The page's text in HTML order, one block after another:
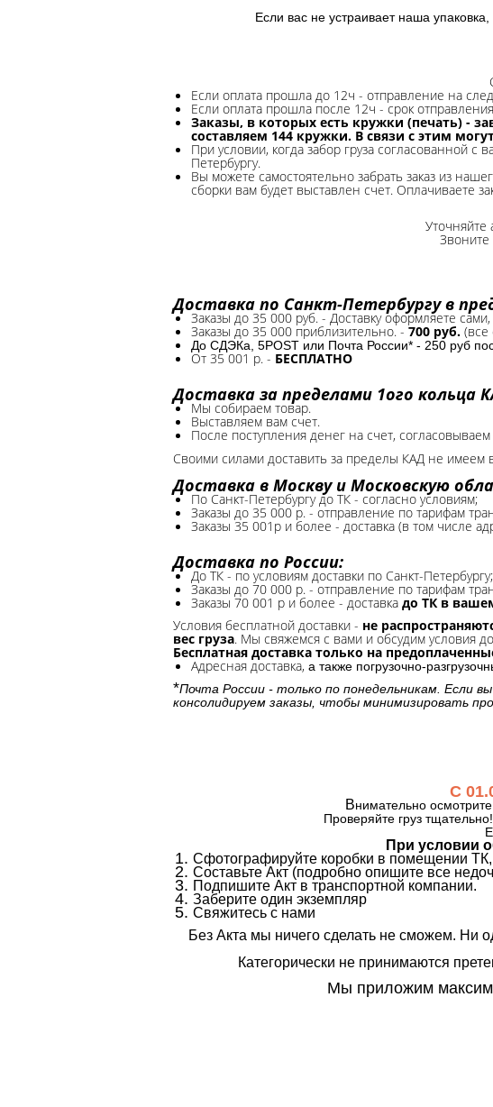
Если вас не устраивает наша
Если оплата прошла до 12ч - отправление на
Если оплата прошла после 12ч - срок
Заказы, в которых есть кружки (печать) -
составляем 144 кружки. В связи с этим
При условии, когда забор груза согласованной с
Петербургу.
Вы можете самостоятельно забрать заказ из
сборки вам будет выставлен счет. Оплачиваете
Уточняйте
Доставка по Санкт-Петербургу в
Заказы до 35 000 руб. - Доставку оформляете
Заказы до 35 000 приблизительно. - 700 руб. (все
До СДЭКа, 5POST или Почта России* - 250 руб
От 35 001 р. - БЕСПЛАТНО
Доставка за пределами 1ого кольца
Мы собираем товар.
Выставляем вам счет.
После поступления денег на счет, согласовываем
Своими силами доставить за пределы КАД не имеем
Доставка в Москву и Московскую
По Санкт-Петербургу до ТК - согласно условиям;
Заказы до 35 000 р. - отправление по тарифам
Заказы 35 001р и более - доставка (в том числе
Доставка по России:
До ТК - по условиям доставки по Санкт-Петербургу;
Заказы до 70 000 р. - отправление по тарифам
Заказы 70 001 р и более - доставка до ТК в
Условия бесплатной доставки - не
вес груза. Мы свяжемся с вами и обсудим условия
Бесплатная доставка только на
Адресная доставка, а также погрузочно-
*Почта России - только по понедельникам. Если
консолидируем заказы, чтобы минимизировать
С
Внимательно
Проверяйте груз
При условии
Сфотографируйте коробки в помещении ТК,
Составьте Акт (подробно опишите все
Подпишите Акт в транспортной компании.
Заберите один экземпляр
Свяжитесь с нами
Без Акта мы ничего сделать не сможем. Ни
Категорически не принимаются
Мы приложим